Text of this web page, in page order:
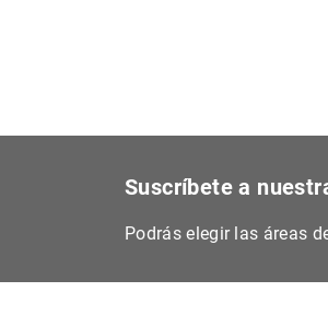
Suscríbete a
Podrás elegir las áreas